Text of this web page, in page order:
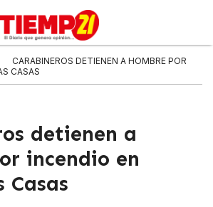
CARABINEROS DETIENEN A HOMBRE POR
CASAS
detienen a
incendio en
Casas